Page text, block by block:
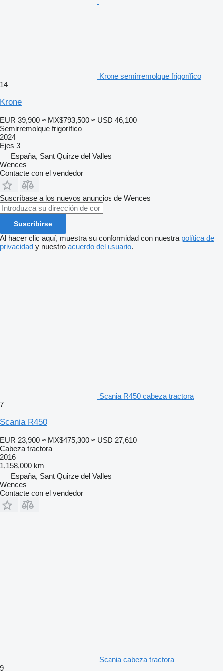
Krone semirremolque frigorífico
14
Krone
EUR 39,900 ≈ MX$793,500 ≈ USD 46,100
Semirremolque frigorífico
2024
Ejes 3
España, Sant Quirze del Valles
Wences
Contacte con el vendedor
Suscríbase a los nuevos anuncios de Wences
Suscribirse
Al hacer clic aquí, muestra su conformidad con nuestra política de
privacidad y nuestro acuerdo del usuario.
Scania R450 cabeza tractora
7
Scania R450
EUR 23,900 ≈ MX$475,300 ≈ USD 27,610
Cabeza tractora
2016
1,158,000 km
España, Sant Quirze del Valles
Wences
Contacte con el vendedor
Scania cabeza tractora
9